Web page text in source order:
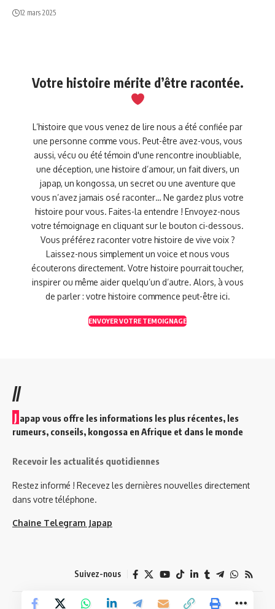
12 mars 2025
Votre histoire mérite d’être racontée.
L’histoire que vous venez de lire nous a été confiée par
une personne comme vous. Peut-être avez-vous, vous
aussi, vécu ou été témoin d'une rencontre inoubliable,
une déception, une histoire d’amour, un fait divers, un
japap, un kongossa, un secret ou une aventure que
vous n’avez jamais osé raconter… Ne gardez plus votre
histoire pour vous. Faites-la entendre ! Envoyez-nous
votre témoignage en cliquant sur le bouton ci-dessous.
Vous préférez raconter votre histoire de vive voix ?
Laissez-nous simplement un voice et nous vous
écouterons directement. Votre histoire pourrait toucher,
inspirer ou même aider quelqu’un d’autre. Alors, à vous
de parler : votre histoire commence peut-être ici.
ENVOYER VOTRE TEMOIGNAGE
//
J apap vous offre les informations les plus récentes, les
rumeurs, conseils, kongossa en Afrique et dans le monde
Recevoir les actualités quotidiennes
Restez informé ! Recevez les dernières nouvelles directement
dans votre téléphone.
Chaine Telegram Japap
Suivez-nous
© 2026 Japap Info. Tous droits réservés.